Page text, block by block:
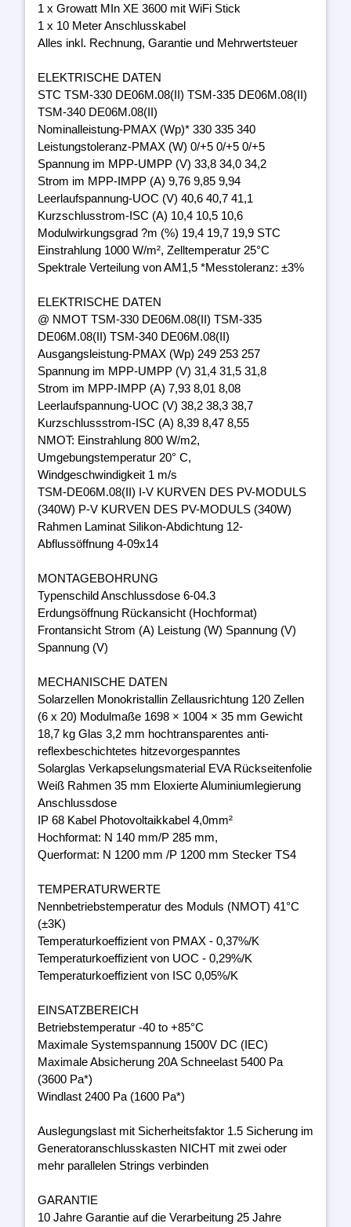
1 x Growatt MIn XE 3600 mit WiFi Stick
1 x 10 Meter Anschlusskabel
Alles inkl. Rechnung, Garantie und Mehrwertsteuer
ELEKTRISCHE DATEN
STC TSM-330 DE06M.08(II) TSM-335 DE06M.08(II)
TSM-340 DE06M.08(II)
Nominalleistung-PMAX (Wp)* 330 335 340
Leistungstoleranz-PMAX (W) 0/+5 0/+5 0/+5
Spannung im MPP-UMPP (V) 33,8 34,0 34,2
Strom im MPP-IMPP (A) 9,76 9,85 9,94
Leerlaufspannung-UOC (V) 40,6 40,7 41,1
Kurzschlusstrom-ISC (A) 10,4 10,5 10,6
Modulwirkungsgrad ?m (%) 19,4 19,7 19,9 STC
Einstrahlung 1000 W/m², Zelltemperatur 25°C
Spektrale Verteilung von AM1,5 *Messtoleranz: ±3%
ELEKTRISCHE DATEN
@ NMOT TSM-330 DE06M.08(II) TSM-335
DE06M.08(II) TSM-340 DE06M.08(II)
Ausgangsleistung-PMAX (Wp) 249 253 257
Spannung im MPP-UMPP (V) 31,4 31,5 31,8
Strom im MPP-IMPP (A) 7,93 8,01 8,08
Leerlaufspannung-UOC (V) 38,2 38,3 38,7
Kurzschlussstrom-ISC (A) 8,39 8,47 8,55
NMOT: Einstrahlung 800 W/m2,
Umgebungstemperatur 20° C,
Windgeschwindigkeit 1 m/s
TSM-DE06M.08(II) I-V KURVEN DES PV-MODULS
(340W) P-V KURVEN DES PV-MODULS (340W)
Rahmen Laminat Silikon-Abdichtung 12-
Abflussöffnung 4-09x14
MONTAGEBOHRUNG
Typenschild Anschlussdose 6-04.3
Erdungsöffnung Rückansicht (Hochformat)
Frontansicht Strom (A) Leistung (W) Spannung (V)
Spannung (V)
MECHANISCHE DATEN
Solarzellen Monokristallin Zellausrichtung 120 Zellen
(6 x 20) Modulmaße 1698 × 1004 × 35 mm Gewicht
18,7 kg Glas 3,2 mm hochtransparentes anti-
reflexbeschichtetes hitzevorgespanntes
Solarglas Verkapselungsmaterial EVA Rückseitenfolie
Weiß Rahmen 35 mm Eloxierte Aluminiumlegierung
Anschlussdose
IP 68 Kabel Photovoltaikkabel 4,0mm²
Hochformat: N 140 mm/P 285 mm,
Querformat: N 1200 mm /P 1200 mm Stecker TS4
TEMPERATURWERTE
Nennbetriebstemperatur des Moduls (NMOT) 41°C
(±3K)
Temperaturkoeffizient von PMAX - 0,37%/K
Temperaturkoeffizient von UOC - 0,29%/K
Temperaturkoeffizient von ISC 0,05%/K
EINSATZBEREICH
Betriebstemperatur -40 to +85°C
Maximale Systemspannung 1500V DC (IEC)
Maximale Absicherung 20A Schneelast 5400 Pa
(3600 Pa*)
Windlast 2400 Pa (1600 Pa*)
Auslegungslast mit Sicherheitsfaktor 1.5 Sicherung im
Generatoranschlusskasten NICHT mit zwei oder
mehr parallelen Strings verbinden
GARANTIE
10 Jahre Garantie auf die Verarbeitung 25 Jahre